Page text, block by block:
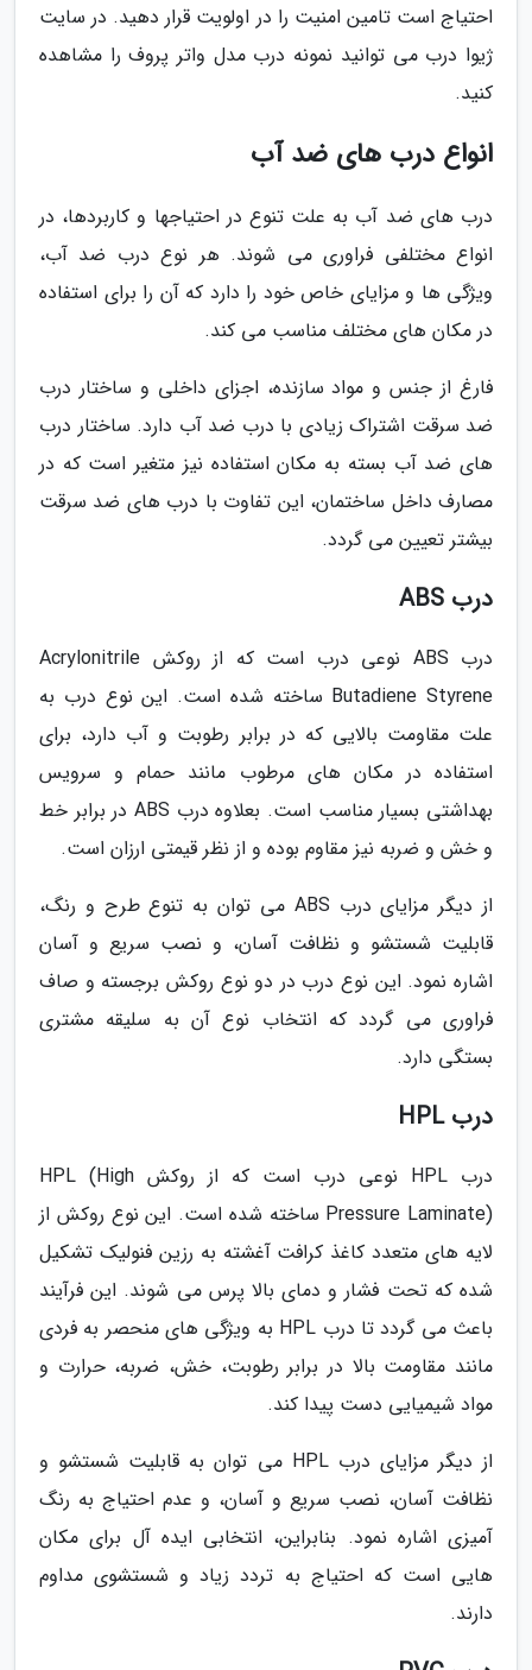
احتیاج است تامین امنیت را در اولویت قرار دهید. در سایت
ژیوا درب می توانید نمونه درب مدل واتر پروف را مشاهده
کنید.
انواع درب های ضد آب
درب های ضد آب به علت تنوع در احتیاجها و کاربردها، در
انواع مختلفی فراوری می شوند. هر نوع درب ضد آب،
ویژگی ها و مزایای خاص خود را دارد که آن را برای استفاده
در مکان های مختلف مناسب می کند.
فارغ از جنس و مواد سازنده، اجزای داخلی و ساختار درب
ضد سرقت اشتراک زیادی با درب ضد آب دارد. ساختار درب
های ضد آب بسته به مکان استفاده نیز متغیر است که در
مصارف داخل ساختمان، این تفاوت با درب های ضد سرقت
بیشتر تعیین می گردد.
درب ABS
درب ABS نوعی درب است که از روکش Acrylonitrile
Butadiene Styrene ساخته شده است. این نوع درب به
علت مقاومت بالایی که در برابر رطوبت و آب دارد، برای
استفاده در مکان های مرطوب مانند حمام و سرویس
بهداشتی بسیار مناسب است. بعلاوه درب ABS در برابر خط
و خش و ضربه نیز مقاوم بوده و از نظر قیمتی ارزان است.
از دیگر مزایای درب ABS می توان به تنوع طرح و رنگ،
قابلیت شستشو و نظافت آسان، و نصب سریع و آسان
اشاره نمود. این نوع درب در دو نوع روکش برجسته و صاف
فراوری می گردد که انتخاب نوع آن به سلیقه مشتری
بستگی دارد.
درب HPL
درب HPL نوعی درب است که از روکش HPL (High
Pressure Laminate) ساخته شده است. این نوع روکش از
لایه های متعدد کاغذ کرافت آغشته به رزین فنولیک تشکیل
شده که تحت فشار و دمای بالا پرس می شوند. این فرآیند
باعث می گردد تا درب HPL به ویژگی های منحصر به فردی
مانند مقاومت بالا در برابر رطوبت، خش، ضربه، حرارت و
مواد شیمیایی دست پیدا کند.
از دیگر مزایای درب HPL می توان به قابلیت شستشو و
نظافت آسان، نصب سریع و آسان، و عدم احتیاج به رنگ
آمیزی اشاره نمود. بنابراین، انتخابی ایده آل برای مکان
هایی است که احتیاج به تردد زیاد و شستشوی مداوم
دارند.